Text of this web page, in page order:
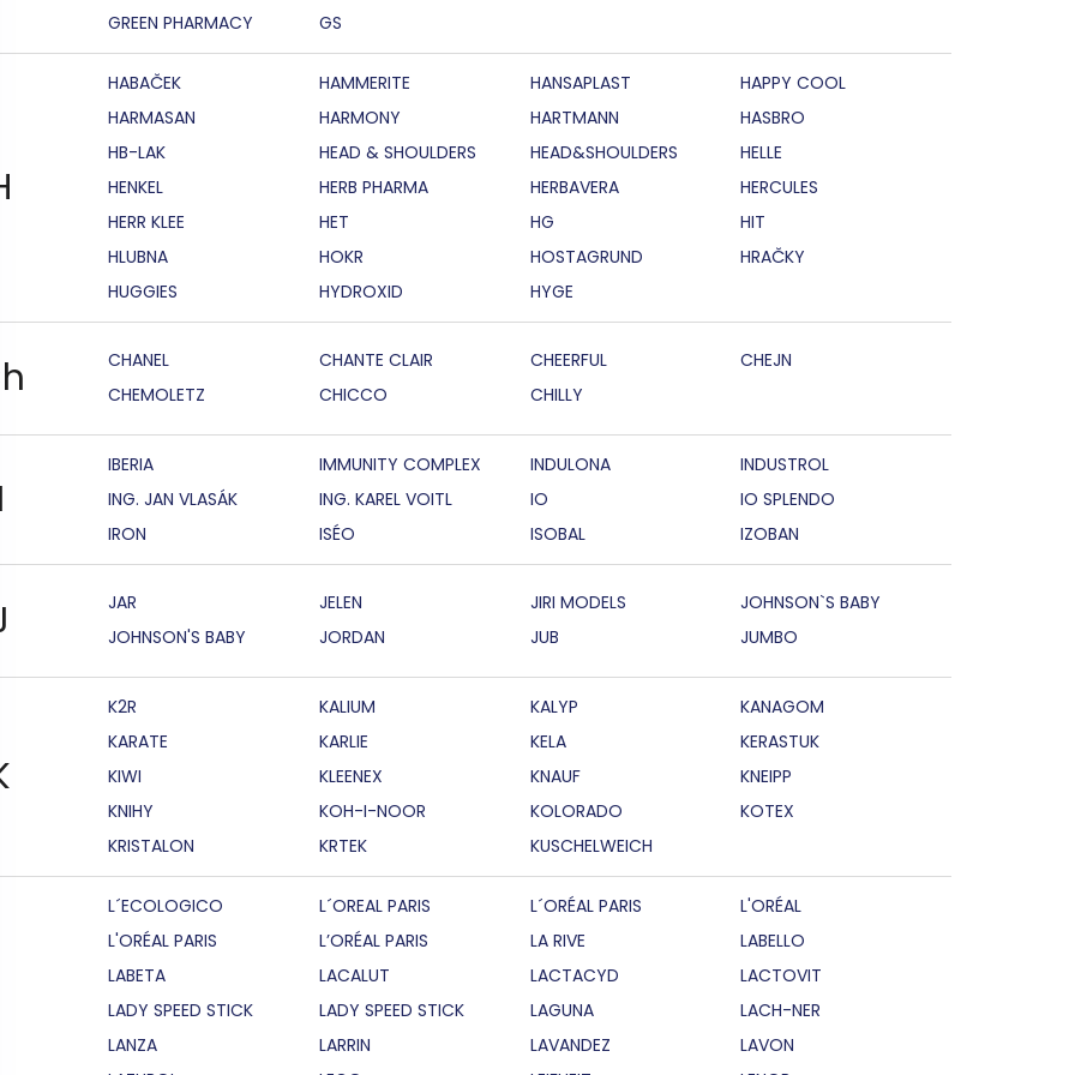
GREEN PHARMACY GS
HABAČEK HAMMERITE HANSAPLAST
HAPPY COOL
HARMASAN
HARMONY HARTMANN
HASBRO
HB-LAK
HEAD & SHOULDERS HEAD&SHOULDERS
HELLE
HENKEL
HERB PHARMA HERBAVERA
HERCULES
HERR KLEE
HET HG
HIT
HLUBNA
HOKR HOSTAGRUND
HRAČKY
HUGGIES
HYDROXID HYGE
CHANEL CHANTE CLAIR CHEERFUL
CHEJN
CHEMOLETZ
CHICCO CHILLY
IBERIA IMMUNITY COMPLEX INDULONA
INDUSTROL
ING. JAN VLASÁK
ING. KAREL VOITL IO
IO SPLENDO
IRON
ISÉO ISOBAL IZOBAN
JAR JELEN JIRI MODELS
JOHNSON`S BABY
JOHNSON'S BABY
JORDAN JUB JUMBO
K2R KALIUM KALYP
KANAGOM
KARATE
KARLIE KELA
KERASTUK
KIWI
KLEENEX KNAUF
KNEIPP
KNIHY
KOH-I-NOOR KOLORADO
KOTEX
KRISTALON
KRTEK KUSCHELWEICH
L´ECOLOGICO L´OREAL PARIS L´ORÉAL PARIS
L'ORÉAL
L'ORÉAL PARIS
L’ORÉAL PARIS LA RIVE
LABELLO
LABETA
LACALUT LACTACYD
LACTOVIT
LADY SPEED STICK
LADY SPEED STICK LAGUNA
LACH-NER
LANZA
LARRIN LAVANDEZ
LAVON